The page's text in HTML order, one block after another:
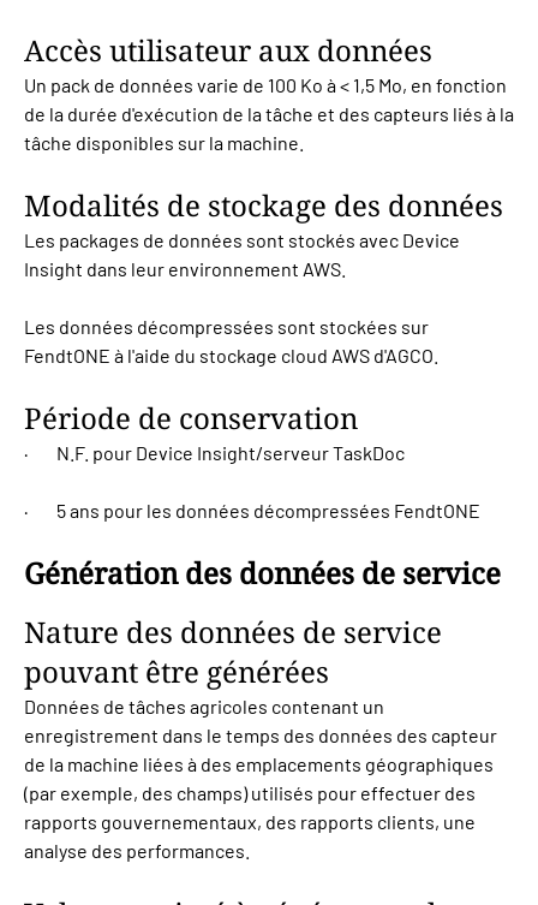
Accès utilisateur aux données
Un pack de données varie de 100 Ko à < 1,5 Mo, en fonction
de la durée d'exécution de la tâche et des capteurs liés à la
tâche disponibles sur la machine.
Modalités de stockage des données
Les packages de données sont stockés avec Device
Insight dans leur environnement AWS.
Les données décompressées sont stockées sur
FendtONE à l'aide du stockage cloud AWS d'AGCO.
Période de conservation
· N.F. pour Device Insight/serveur TaskDoc
· 5 ans pour les données décompressées FendtONE
Génération des données de service
Nature des données de service
pouvant être générées
Données de tâches agricoles contenant un
enregistrement dans le temps des données des capteur
de la machine liées à des emplacements géographiques
(par exemple, des champs) utilisés pour effectuer des
rapports gouvernementaux, des rapports clients, une
analyse des performances.